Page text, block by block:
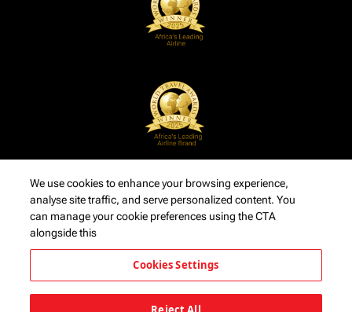
We use cookies to enhance your browsing experience,
analyse site traffic, and serve personalized content. You
can manage your cookie preferences using the CTA
alongside this
Cookies Settings